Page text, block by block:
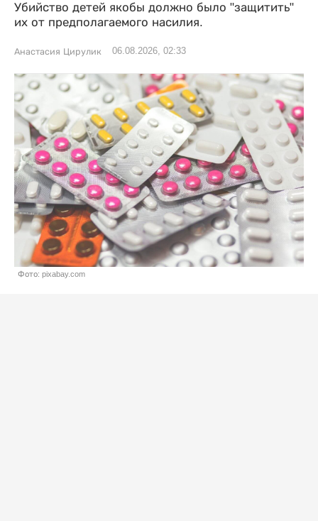
Убийство детей якобы должно было "защитить"
их от предполагаемого насилия.
Анастасия Цирулик 06.08.2026, 02:33
Фото: pixabay.com